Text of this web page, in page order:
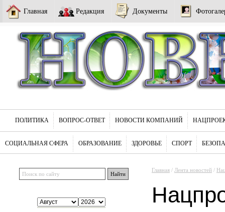
Главная Редакция Документы
ПОЛИТИКА ВОПРОС-ОТВЕТ НОВОСТИ КОМПАНИЙ
СОЦИАЛЬНАЯ СФЕРА ОБРАЗОВАНИЕ ЗДОРОВЬЕ СПОРТ
Главная / Лента новостей /